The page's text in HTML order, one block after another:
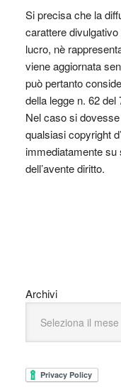
Si precisa che la
carattere
lucro, nè
viene aggiornata
può pertanto
della legge n. 62 del
Nel caso si
qualsiasi copyright
immediatamente su
dell’avente diritto.
Archivi